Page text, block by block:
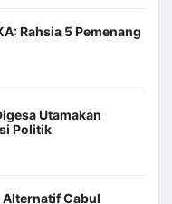
Rahsia 5 Pemenang
Utamakan
Politik
Alternatif Cabul